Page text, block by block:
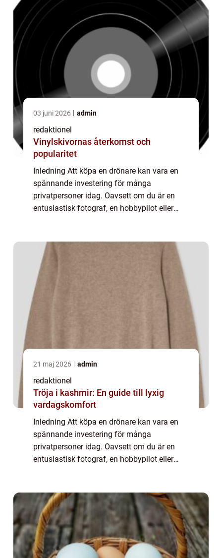
03 juni 2026 admin
redaktionel
Vinylskivornas återkomst och
popularitet
Inledning Att köpa en drönare kan vara en
spännande investering för många
privatpersoner idag. Oavsett om du är en
entusiastisk fotograf, en hobbypilot eller
köpbeslut. ...
21 maj 2026 admin
redaktionel
Tröja i kashmir: En guide till lyxig
vardagskomfort
Inledning Att köpa en drönare kan vara en
spännande investering för många
privatpersoner idag. Oavsett om du är en
entusiastisk fotograf, en hobbypilot eller
köpbeslut. ...